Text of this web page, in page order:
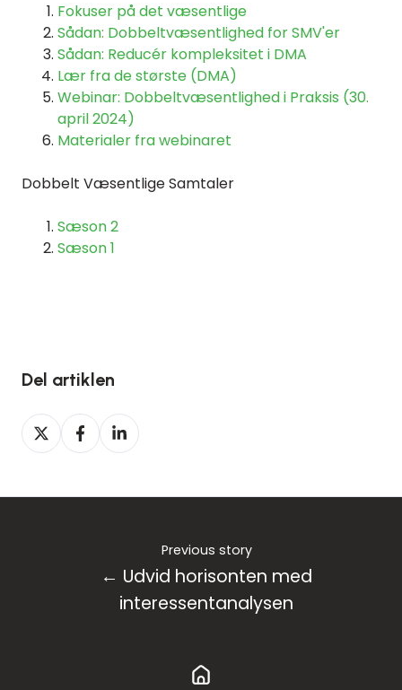
Fokuser på det væsentlige
Sådan: Dobbeltvæsentlighed for SMV'er
Sådan: Reducér kompleksitet i DMA
Lær fra de største (DMA)
Webinar: Dobbeltvæsentlighed i Praksis (30.
april 2024)
Materialer fra webinaret
Dobbelt Væsentlige Samtaler
Sæson 2
Sæson 1
Del artiklen
Del
på
Del
på
Del
på
Previous story
← Udvid horisonten med
interessentanalysen